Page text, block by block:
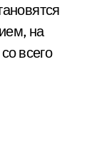
на
всего